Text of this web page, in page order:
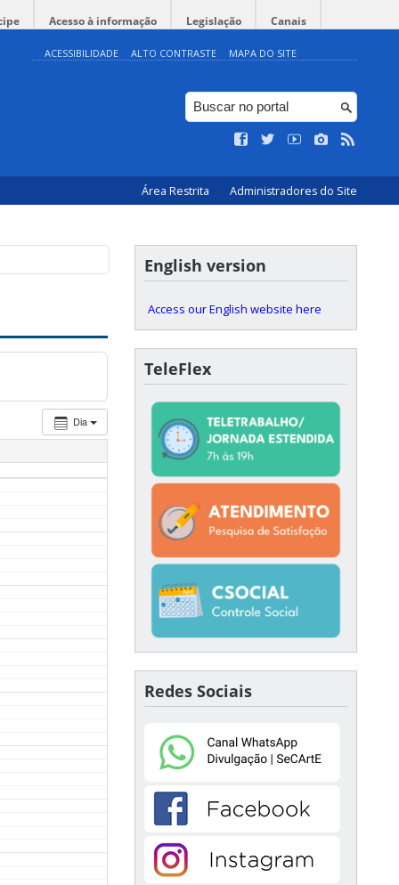
Acesso à informação Legislação Canais
ACESSIBILIDADE ALTO CONTRASTE MAPA DO SITE
Área Restrita Administradores do Site
Dia
English version
Access our English website here
TeleFlex
Redes Sociais